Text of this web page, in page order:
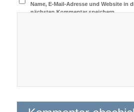
Name, E-Mail-Adresse und Website in
nächsten Kommentar speichern.